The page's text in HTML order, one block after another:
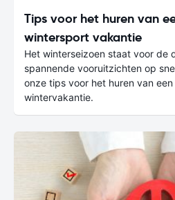
Tips voor het huren van
wintersport vakantie
Het winterseizoen staat voor de
spannende vooruitzichten op
onze tips voor het huren van
wintervakantie.